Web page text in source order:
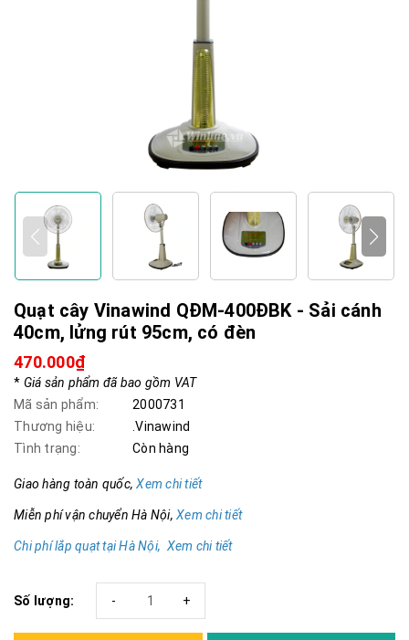
Quạt cây Vinawind QĐM-400ĐBK - Sải cánh
40cm, lửng rút 95cm, có đèn
470.000₫
* Giá sản phẩm đã bao gồm VAT
Mã sản phẩm:
2000731
Thương hiệu:
.Vinawind
Tình trạng:
Còn hàng
Giao hàng toàn quốc,Xem chi tiết
Miễn phí vận chuyển Hà Nội, Xem chi tiết
Chi phí lắp quạt tại Hà Nội, Xem chi tiết
Số lượng: +
-